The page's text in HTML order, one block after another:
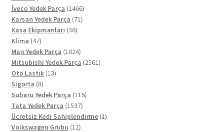
ürün
İveco Yedek Parça 14661466
ürün
Karsan Yedek Parça 7171
Kasa Ekipmanları 3636
Klima 4747
ürün
Man Yedek Parça 10241024
ürün
Mitsubishi Yedek Parça 25612561
Oto Lastik 1313
Sigorta 88
ürün
Subaru Yedek Parça 116116
Tata Yedek Parça 15371537
ürün
Ücretsiz Kedi Sahiplendirme 11
Volkswagen Grubu 1212